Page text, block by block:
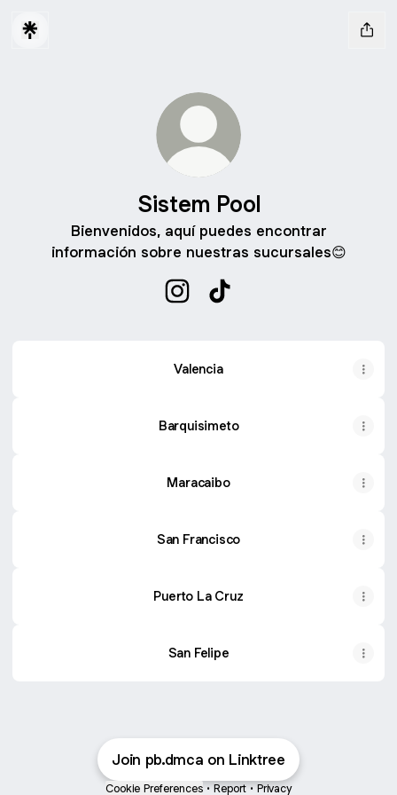
Sistem Pool
Bienvenidos, aquí puedes encontrar
información sobre nuestras sucursales😊
Valencia
Barquisimeto
Maracaibo
San Francisco
Puerto La Cruz
San Felipe
Join pb.dmca on Linktree
Cookie Preferences • Report • Privacy